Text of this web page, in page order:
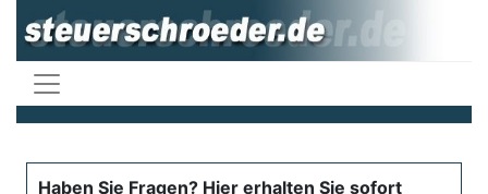
Haben Sie Fragen? Hier erhalten Sie sofort